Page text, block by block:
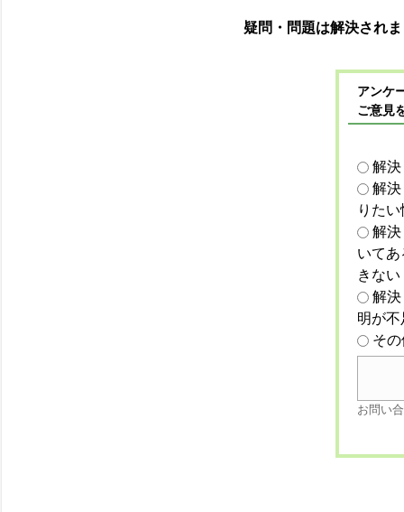
疑問・問題は解決され
アンケ
ご意見
解
解
りた
解
いて
きない
解
明が
そ
お問い